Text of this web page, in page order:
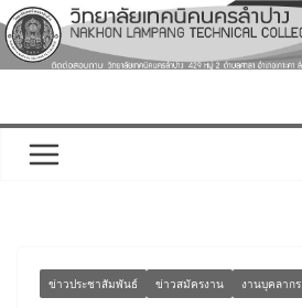
Skip
to
content
ข่าวประชาสัมพันธ์ ข่าวสมัครงาน งานบุคลากร